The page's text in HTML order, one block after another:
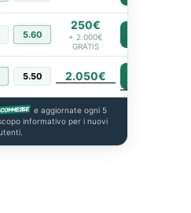
5.60
250€
+ 2.000€
GRATIS
5.50 2.050€
e aggiornate ogni 5
informativo per i nuovi